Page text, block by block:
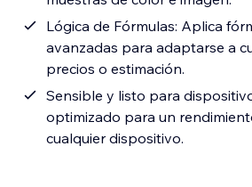
Lógica de Fórmulas: Aplica
avanzadas para adaptarse a
precios o estimación.
Sensible y listo para
optimizado para un
cualquier dispositivo.